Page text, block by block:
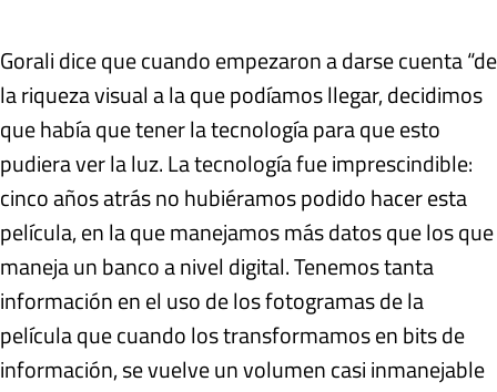
Gorali dice que cuando empezaron a darse cuenta “de
la riqueza visual a la que podíamos llegar, decidimos
que había que tener la tecnología para que esto
pudiera ver la luz. La tecnología fue imprescindible:
cinco años atrás no hubiéramos podido hacer esta
película, en la que manejamos más datos que los que
maneja un banco a nivel digital. Tenemos tanta
información en el uso de los fotogramas de la
película que cuando los transformamos en bits de
información, se vuelve un volumen casi inmanejable